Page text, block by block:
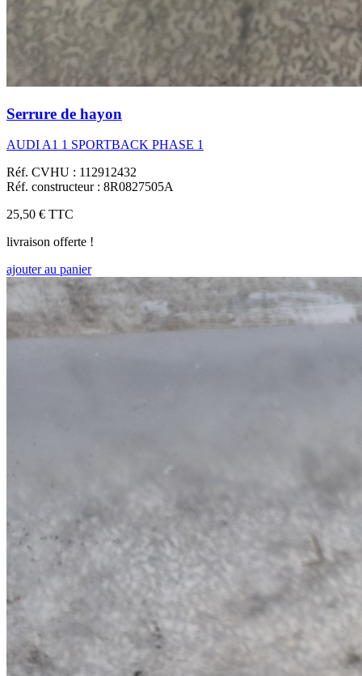
Serrure de hayon
AUDI A1 1 SPORTBACK PHASE 1
Réf. CVHU : 112912432
Réf. constructeur : 8R0827505A
25,50 € TTC
livraison offerte !
ajouter au panier